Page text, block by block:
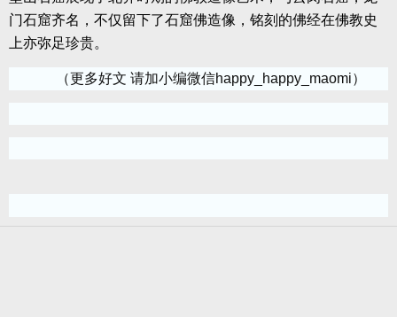
门石窟齐名，不仅留下了石窟佛造像，铭刻的佛经在佛教史
上亦弥足珍贵。
（更多好文 请加小编微信happy_happy_maomi）